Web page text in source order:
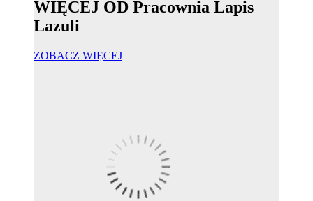
WIĘCEJ OD Pracownia Lapis
Lazuli
ZOBACZ WIĘCEJ